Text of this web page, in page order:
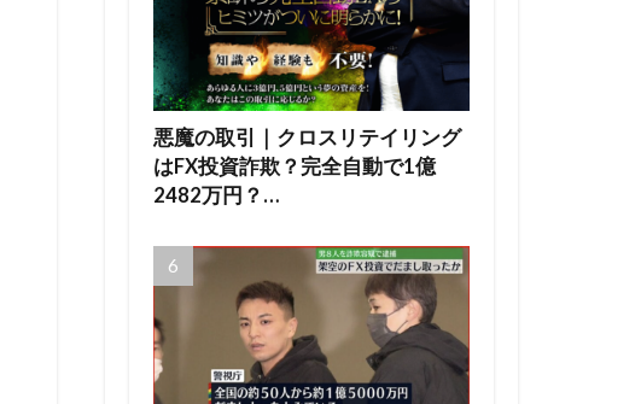
悪魔の取引｜クロスリテイリング
はFX投資詐欺？完全自動で1億
2482万円？…